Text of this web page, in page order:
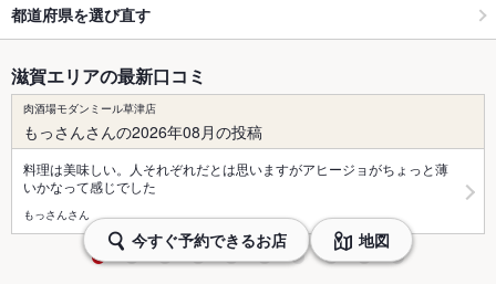
都道府県を選び直す
滋賀エリアの最新口コミ
肉酒場モダンミール草津店
もっさんさんの2026年08月の投稿
料理は美味しい。人それぞれだとは思いますがアヒージョがちょっと薄
いかなって感じでした
もっさんさん
今すぐ予約できるお店 地図